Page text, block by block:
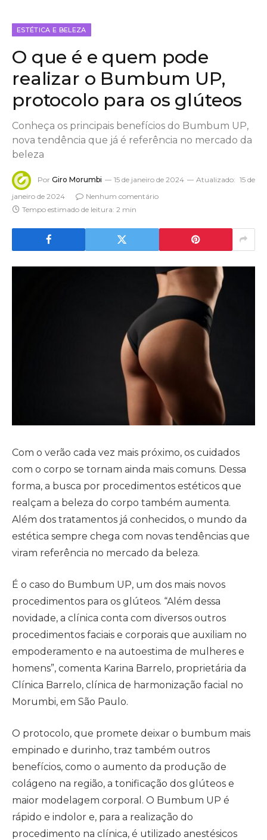
ESTÉTICA E BELEZA
O que é e quem pode
realizar o Bumbum UP,
protocolo para os glúteos
Conheça os principais benefícios do Bumbum UP,
nova tendência que já é referência no mercado da
beleza
Por Giro Morumbi 15 de janeiro de 2024 Atualizado: 15 de
janeiro de 2024
Nenhum comentário
Tempo estimado de leitura: 2 min
Com o verão cada vez mais próximo, os cuidados
com o corpo se tornam ainda mais comuns. Dessa
forma, a busca por procedimentos estéticos que
realçam a beleza do corpo também aumenta.
Além dos tratamentos já conhecidos, o mundo da
estética sempre chega com novas tendências que
viram referência no mercado da beleza.
É o caso do Bumbum UP, um dos mais novos
procedimentos para os glúteos. “Além dessa
novidade, a clínica conta com diversos outros
procedimentos faciais e corporais que auxiliam no
empoderamento e na autoestima de mulheres e
homens”, comenta Karina Barrelo, proprietária da
Clínica Barrelo, clínica de harmonização facial no
Morumbi, em São Paulo.
O protocolo, que promete deixar o bumbum mais
empinado e durinho, traz também outros
benefícios, como o aumento da produção de
colágeno na região, a tonificação dos glúteos e
maior modelagem corporal. O Bumbum UP é
rápido e indolor e, para a realização do
procedimento na clínica, é utilizado anestésicos